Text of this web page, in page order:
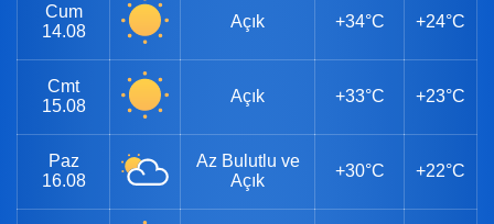
Cum
14.08
Açık +34°C +24°C
Cmt
15.08
Açık +33°C +23°C
Paz
16.08
Az Bulutlu ve
Açık
+30°C +22°C